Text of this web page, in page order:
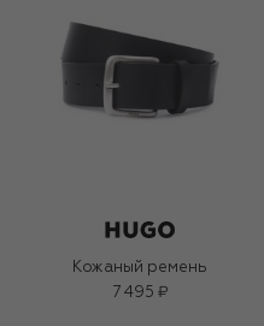
Кожаный ремень
7 495 ₽